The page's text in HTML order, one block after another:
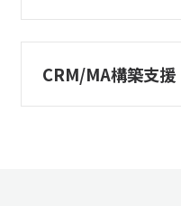
CRM/MA構築支援